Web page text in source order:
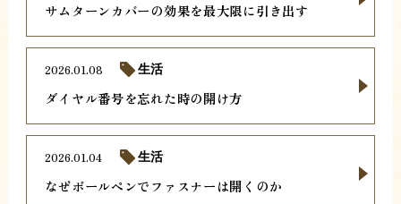
サムターンカバーの効果を最大限に引き出す
ダイヤル番号を忘れた時の開け方
2026.01.08 生活
なぜボールペンでファスナーは開くのか
2026.01.04 生活